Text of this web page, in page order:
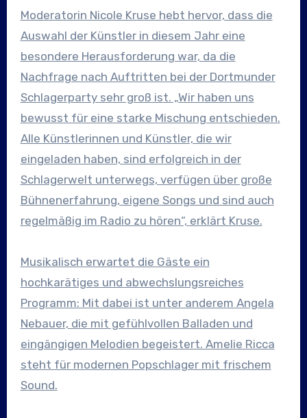
Moderatorin Nicole Kruse hebt hervor, dass die
Auswahl der Künstler in diesem Jahr eine
besondere Herausforderung war, da die
Nachfrage nach Auftritten bei der Dortmunder
Schlagerparty sehr groß ist. „Wir haben uns
bewusst für eine starke Mischung entschieden.
Alle Künstlerinnen und Künstler, die wir
eingeladen haben, sind erfolgreich in der
Schlagerwelt unterwegs, verfügen über große
Bühnenerfahrung, eigene Songs und sind auch
regelmäßig im Radio zu hören“, erklärt Kruse.
Musikalisch erwartet die Gäste ein
hochkarätiges und abwechslungsreiches
Programm: Mit dabei ist unter anderem Angela
Nebauer, die mit gefühlvollen Balladen und
eingängigen Melodien begeistert. Amelie Ricca
steht für modernen Popschlager mit frischem
Sound.